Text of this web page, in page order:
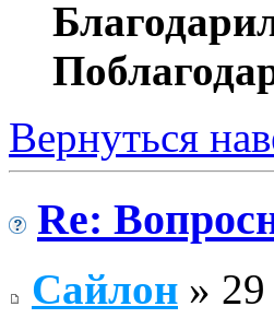
Вернуться
Re:
Сайлон »